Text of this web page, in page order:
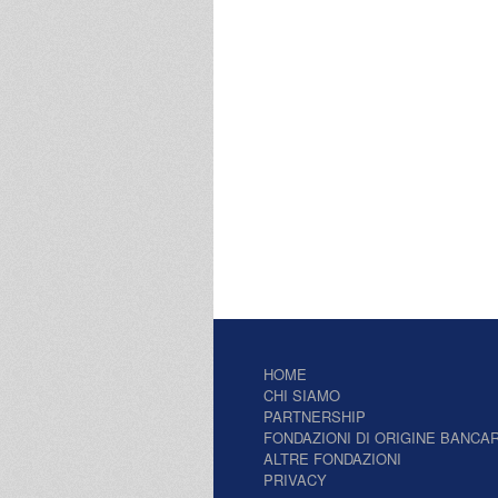
HOME
CHI SIAMO
PARTNERSHIP
FONDAZIONI DI ORIGINE
ALTRE FONDAZIONI
PRIVACY